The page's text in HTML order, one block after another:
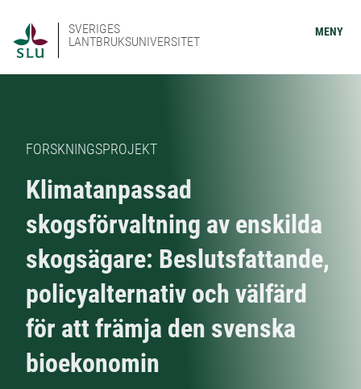
SVERIGES
LANTBRUKSUNIVERSITET
MENY
FORSKNINGSPROJEKT
Klimatanpassad
skogsförvaltning av enskilda
skogsägare: Beslutsfattande,
policyalternativ och välfärd
för att främja den svenska
bioekonomin